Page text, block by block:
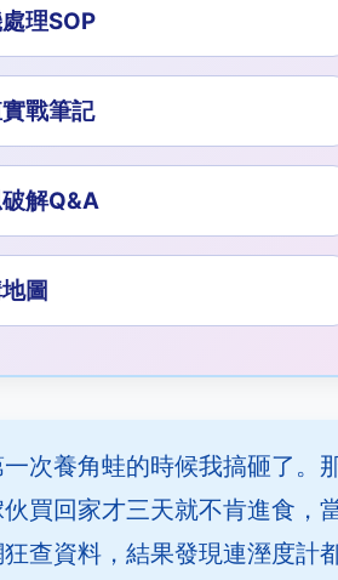
理SOP
戰筆記
解Q&A
圖
次養角蛙的時候我搞砸了。
買回家才三天就不肯進食，
查資料，結果發現連溼度計